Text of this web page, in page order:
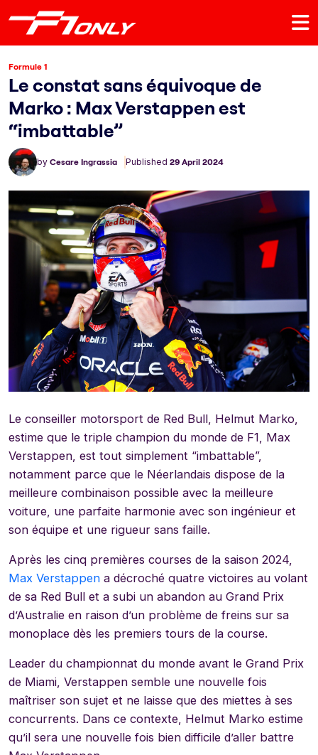
Formule 1
Le constat sans équivoque de
Marko : Max Verstappen est
“imbattable”
by Cesare Ingrassia Published 29 April 2024
Le conseiller motorsport de Red Bull, Helmut Marko,
estime que le triple champion du monde de F1, Max
Verstappen, est tout simplement “imbattable”,
notamment parce que le Néerlandais dispose de la
meilleure combinaison possible avec la meilleure
voiture, une parfaite harmonie avec son ingénieur et
son équipe et une rigueur sans faille.
Après les cinq premières courses de la saison 2024,
Max Verstappen a décroché quatre victoires au volant
de sa Red Bull et a subi un abandon au Grand Prix
d’Australie en raison d’un problème de freins sur sa
monoplace dès les premiers tours de la course.
Leader du championnat du monde avant le Grand Prix
de Miami, Verstappen semble une nouvelle fois
maîtriser son sujet et ne laisse que des miettes à ses
concurrents. Dans ce contexte, Helmut Marko estime
qu’il sera une nouvelle fois bien difficile d’aller battre